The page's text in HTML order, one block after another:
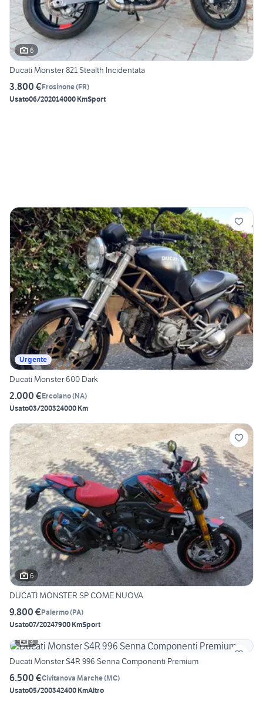
6
Ducati Monster 821 Stealth Incidentata
3.800 €Frosinone(FR)
Usato06/202014000 KmSport
Urgente
Ducati Monster 600 Dark
2.000 €Ercolano(NA)
Usato03/200324000 Km
6
DUCATI MONSTER SP COME NUOVA
9.800 €Palermo(PA)
Usato07/20247900 KmSport
3
Ducati Monster S4R 996 Senna Componenti Premium
6.500 €Civitanova Marche(MC)
Usato05/200342400 KmAltro